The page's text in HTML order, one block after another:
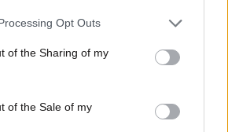
website/app uses one or more Google
or usage behaviour. You may click to
to Google and its third-party tags to
specified purposes in below Google
Opt Outs
of the Sharing of my
of the Sale of my